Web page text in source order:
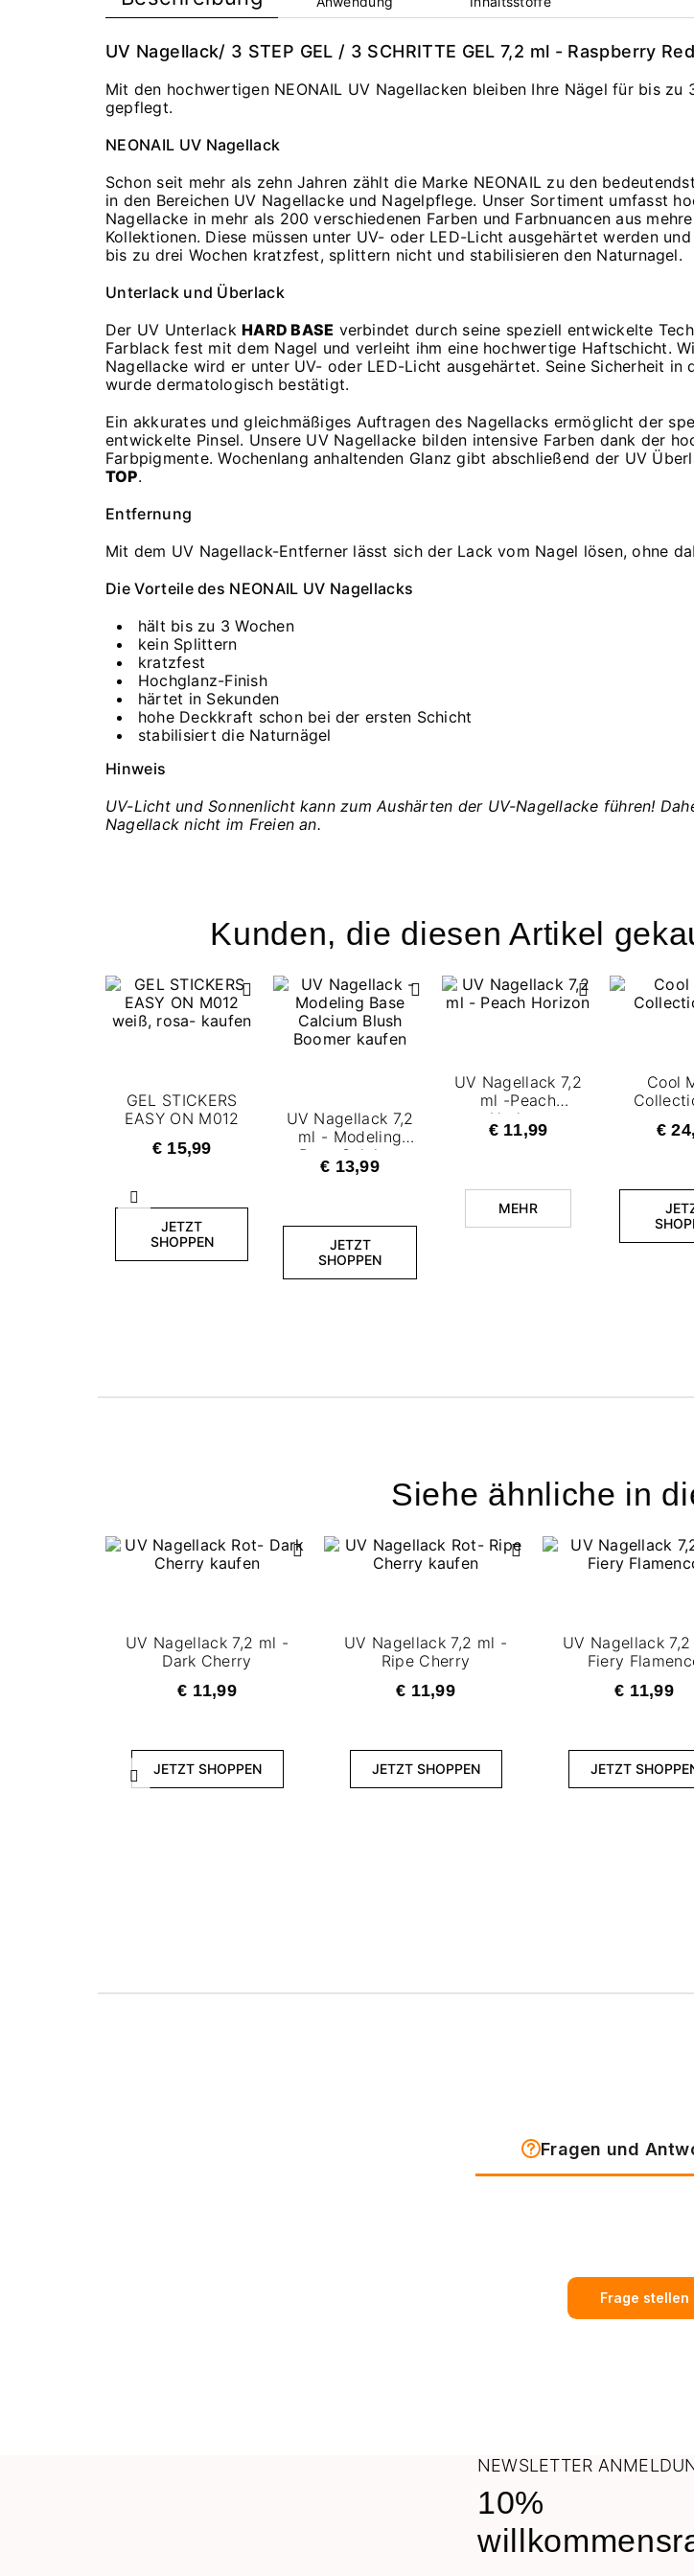
UV Nagellack/ 3 STEP GEL / 3 SCHRITTE GEL 7,2 ml - Raspberry Red
Mit den hochwertigen NEONAIL UV Nagellacken bleiben Ihre Nägel für bis zu
gepflegt.
NEONAIL UV Nagellack
Schon seit mehr als zehn Jahren zählt die Marke NEONAIL zu den
in den Bereichen UV Nagellacke und Nagelpflege. Unser Sortiment umfasst
Nagellacke in mehr als 200 verschiedenen Farben und Farbnuancen aus
Kollektionen. Diese müssen unter UV- oder LED-Licht ausgehärtet werden
bis zu drei Wochen kratzfest, splittern nicht und stabilisieren den Naturnagel.
Unterlack und Überlack
Der UV UnterlackHARD BASE verbindet durch seine speziell entwickelte
Farblack fest mit dem Nagel und verleiht ihm eine hochwertige Haftschicht.
Nagellacke wird er unter UV- oder LED-Licht ausgehärtet. Seine Sicherheit in
wurde dermatologisch bestätigt.
Ein akkurates und gleichmäßiges Auftragen des Nagellacks ermöglicht der
entwickelte Pinsel. Unsere UV Nagellacke bilden intensive Farben dank der
Farbpigmente. Wochenlang anhaltenden Glanz gibt abschließend der UV
TOP.
Entfernung
Mit dem UV Nagellack-Entferner lässt sich der Lack vom Nagel lösen, ohne
Die Vorteile des NEONAIL UV Nagellacks
hält bis zu 3 Wochen
kein Splittern
kratzfest
Hochglanz-Finish
härtet in Sekunden
hohe Deckkraft schon bei der ersten Schicht
stabilisiert die Naturnägel
Hinweis
UV-Licht und Sonnenlicht kann zum Aushärten der UV-Nagellacke führen!
Nagellack nicht im Freien an.
Kunden, die diesen Artikel
Zurück
GEL STICKERS
EASY ON M012
€ 15,99
JETZT
SHOPPEN
UV Nagellack 7,2
ml - Modeling
Base Calcium
Blush Boomer
€ 13,99
JETZT
SHOPPEN
UV Nagellack 7,2
ml -Peach
Horizon
€ 11,99
MEHR
Cool
€
Siehe ähnliche in
Zurück
UV Nagellack 7,2 ml -
Dark Cherry
€ 11,99
JETZT SHOPPEN
UV Nagellack 7,2 ml -
Ripe Cherry
€ 11,99
JETZT SHOPPEN
UV Nagellack
Fiery
€ 11,99
JETZT
Fragen und
Frage stellen
NEWSLETTER
10%